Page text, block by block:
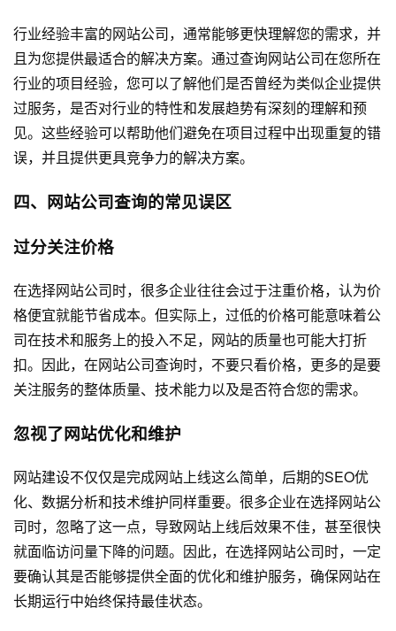
行业经验丰富的网站公司，通常能够更快理解您的需求，并
且为您提供最适合的解决方案。通过查询网站公司在您所在
行业的项目经验，您可以了解他们是否曾经为类似企业提供
过服务，是否对行业的特性和发展趋势有深刻的理解和预
见。这些经验可以帮助他们避免在项目过程中出现重复的错
误，并且提供更具竞争力的解决方案。
四、网站公司查询的常见误区
过分关注价格
在选择网站公司时，很多企业往往会过于注重价格，认为价
格便宜就能节省成本。但实际上，过低的价格可能意味着公
司在技术和服务上的投入不足，网站的质量也可能大打折
扣。因此，在网站公司查询时，不要只看价格，更多的是要
关注服务的整体质量、技术能力以及是否符合您的需求。
忽视了网站优化和维护
网站建设不仅仅是完成网站上线这么简单，后期的SEO优
化、数据分析和技术维护同样重要。很多企业在选择网站公
司时，忽略了这一点，导致网站上线后效果不佳，甚至很快
就面临访问量下降的问题。因此，在选择网站公司时，一定
要确认其是否能够提供全面的优化和维护服务，确保网站在
长期运行中始终保持最佳状态。